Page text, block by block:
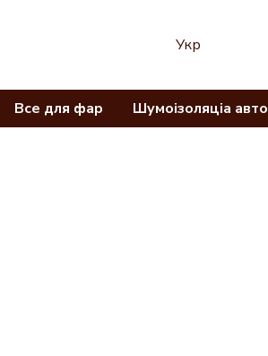
Укр
Все для фар Шумоізоляціа авто